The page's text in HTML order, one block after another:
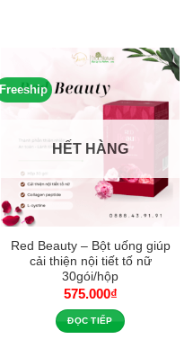
Freeship
HẾT HÀNG
Red Beauty – Bột uống giúp
cải thiện nội tiết tố nữ
30gói/hộp
575.000₫
ĐỌC TIẾP